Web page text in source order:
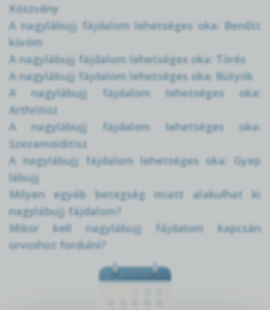
Köszvény
A nagylábujj fájdalom lehetséges oka: Benőtt
köröm
A nagylábujj fájdalom lehetséges oka: Törés
A nagylábujj fájdalom lehetséges oka: Bütyök
A nagylábujj fájdalom lehetséges oka:
Arthritisz
A nagylábujj fájdalom lehetséges oka:
Szezamoiditisz
A nagylábujj fájdalom lehetséges oka: Gyep
lábujj
Milyen egyéb betegség miatt alakulhat ki
nagylábujj fájdalom?
Mikor kell nagylábujj fájdalom kapcsán
orvoshoz fordulni?